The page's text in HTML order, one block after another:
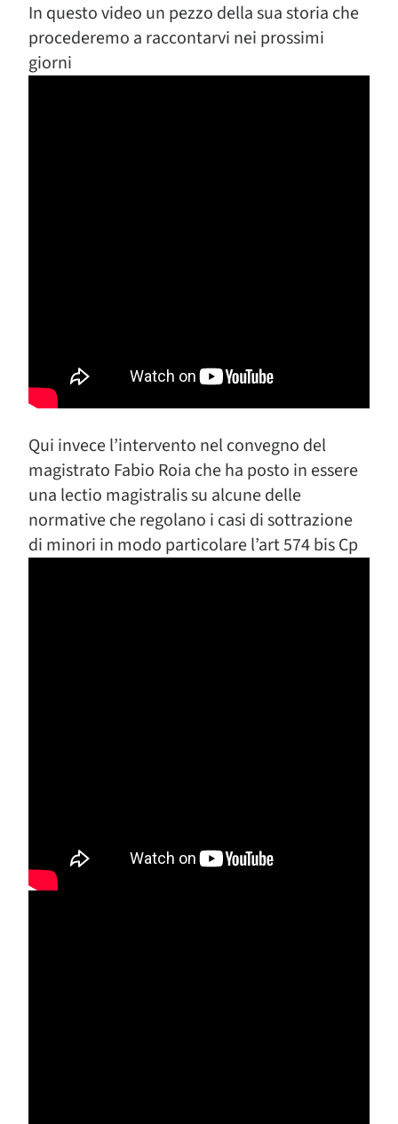
In questo video un pezzo della sua storia che
procederemo a raccontarvi nei prossimi
giorni
Qui invece l’intervento nel convegno del
magistrato Fabio Roia che ha posto in essere
una lectio magistralis su alcune delle
normative che regolano i casi di sottrazione
di minori in modo particolare l’art 574 bis Cp